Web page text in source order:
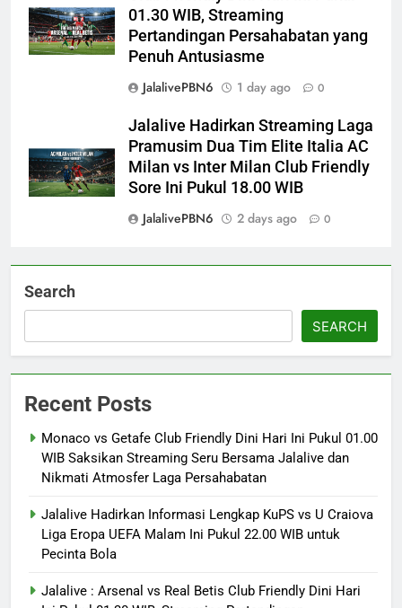
01.30 WIB, Streaming
Pertandingan Persahabatan yang
Penuh Antusiasme
JalalivePBN6
1 day ago 0
Jalalive Hadirkan Streaming Laga
Pramusim Dua Tim Elite Italia AC
Milan vs Inter Milan Club Friendly
Sore Ini Pukul 18.00 WIB
JalalivePBN6
2 days ago 0
Search
SEARCH
Recent Posts
Monaco vs Getafe Club Friendly Dini Hari Ini Pukul 01.00
WIB Saksikan Streaming Seru Bersama Jalalive dan
Nikmati Atmosfer Laga Persahabatan
Jalalive Hadirkan Informasi Lengkap KuPS vs U Craiova
Liga Eropa UEFA Malam Ini Pukul 22.00 WIB untuk
Pecinta Bola
Jalalive : Arsenal vs Real Betis Club Friendly Dini Hari